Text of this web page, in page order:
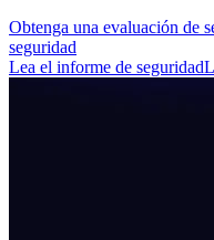
Obtenga una evaluación de
seguridad
Lea el informe de seguridad